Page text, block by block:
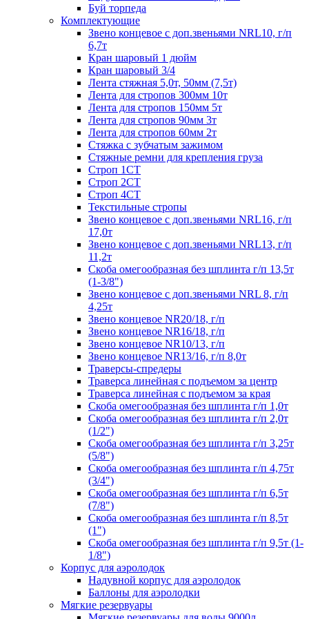
Буй торпеда
Комплектующие
Звено концевое с доп.звеньями NRL10, г/п
6,7т
Кран шаровый 1 дюйм
Кран шаровый 3/4
Лента стяжная 5,0т, 50мм (7,5т)
Лента для стропов 300мм 10т
Лента для стропов 150мм 5т
Лента для стропов 90мм 3т
Лента для стропов 60мм 2т
Стяжка с зубчатым зажимом
Стяжные ремни для крепления груза
Строп 1СТ
Строп 2СТ
Строп 4СТ
Текстильные стропы
Звено концевое с доп.звеньями NRL16, г/п
17,0т
Звено концевое с доп.звеньями NRL13, г/п
11,2т
Скоба омегообразная без шплинта г/п 13,5т
(1-3/8")
Звено концевое с доп.звеньями NRL 8, г/п
4,25т
Звено концевое NR20/18, г/п
Звено концевое NR16/18, г/п
Звено концевое NR10/13, г/п
Звено концевое NR13/16, г/п 8,0т
Траверсы-спредеры
Траверса линейная с подъемом за центр
Траверса линейная с подъемом за края
Скоба омегообразная без шплинта г/п 1,0т
Скоба омегообразная без шплинта г/п 2,0т
(1/2")
Скоба омегообразная без шплинта г/п 3,25т
(5/8")
Скоба омегообразная без шплинта г/п 4,75т
(3/4")
Скоба омегообразная без шплинта г/п 6,5т
(7/8")
Скоба омегообразная без шплинта г/п 8,5т
(1")
Скоба омегообразная без шплинта г/п 9,5т (1-
1/8")
Корпус для аэролодок
Надувной корпус для аэролодок
Баллоны для аэролодки
Мягкие резервуары